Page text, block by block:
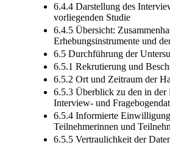
6.4.4 Darstellung des
vorliegenden Studie
6.4.5 Übersicht:
Erhebungsinstrumente und
6.5 Durchführung der
6.5.1 Rekrutierung und
6.5.2 Ort und Zeitraum der
6.5.3 Überblick zu den in der
Interview- und
6.5.4 Informierte
Teilnehmerinnen und
6.5.5 Vertraulichkeit der